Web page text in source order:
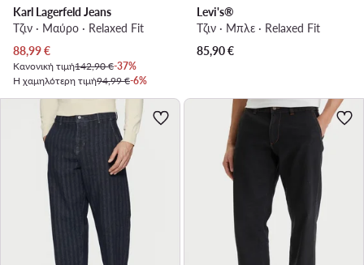
Karl Lagerfeld Jeans
Τζιν · Μαύρο · Relaxed Fit
Τρέχουσα τιμή
88,99€
Κανονική τιμή142,90 €-37%
Η χαμηλότερη τιμή94,99 €-6%
Levi's®
Τζιν · Μπλε · Relaxed Fit
85,90€